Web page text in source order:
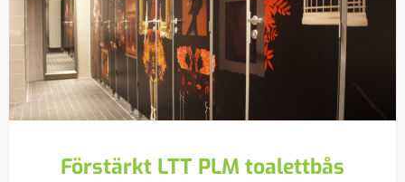
Förstärkt LTT PLM toalettbås